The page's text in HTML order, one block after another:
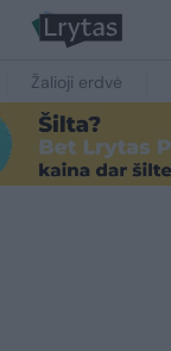
Žalioji erdvė